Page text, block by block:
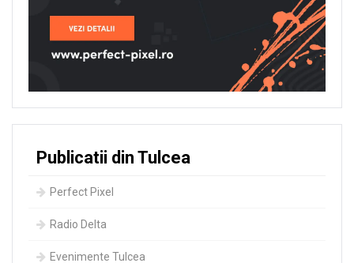
Publicatii din Tulcea
Perfect Pixel
Radio Delta
Evenimente Tulcea